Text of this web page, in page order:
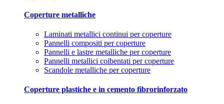
Coperture metalliche
Laminati metallici continui per coperture
Pannelli compositi per coperture
Pannelli e lastre metalliche per coperture
Pannelli metallici coibentati per coperture
Scandole metalliche per coperture
Coperture plastiche e in cemento fibrorinforzato